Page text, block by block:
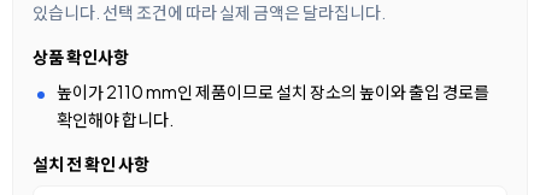
있습니다. 선택 조건에 따라 실제 금액은 달라집니다.
상품 확인사항
높이가 2110 mm인 제품이므로 설치 장소의 높이와 출입 경로를
확인해야 합니다.
설치 전 확인 사항